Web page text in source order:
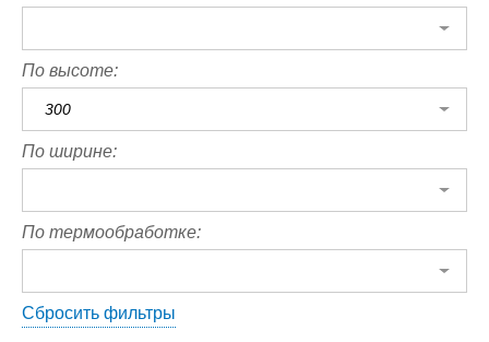
По высоте:
300
По ширине:
По термообработке:
Сбросить фильтры